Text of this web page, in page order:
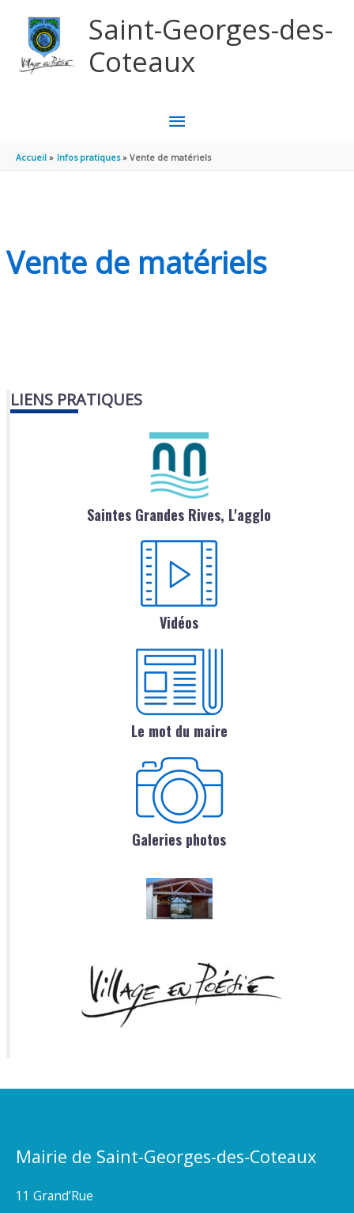
Saint-Georges-des-
Coteaux
MENU
PRINCIPAL
Accueil Infos pratiques Vente de matériels
Vente de matériels
LIENS PRATIQUES
Saintes Grandes Rives, L'agglo
Vidéos
Le mot du maire
Galeries photos
Mairie de Saint-Georges-des-Coteaux
11 Grand’Rue